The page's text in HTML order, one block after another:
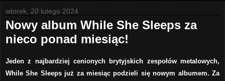
wtorek, 20 lutego 2024
Nowy album While She Sleeps za
nieco ponad miesiąc!
Jeden z najbardziej cenionych brytyjskich zespołów metalowych,
While She Sleeps już za miesiąc podzieli się nowym albumem. Za